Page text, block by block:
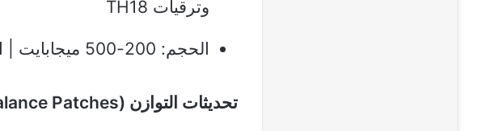
وترقيات TH18
الحجم: 200-500 ميجابايت | التكرار: كل 2-3 أشهر
تحديثات التوازن (Balance Patches)